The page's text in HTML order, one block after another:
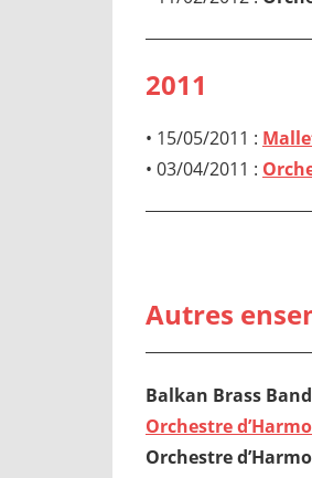
2011
• 15/05/2011 :
• 03/04/2011 :
Autres
Balkan Brass Band
Orchestre
Orchestre